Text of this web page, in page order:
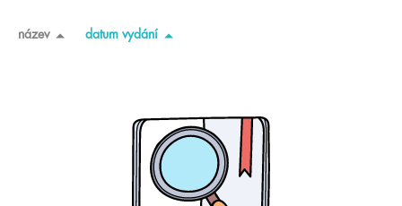
název datum vydání